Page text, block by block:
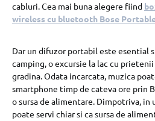
cabluri. Cea mai buna alegere fiind
wireless cu bluetooth Bose
Dar un difuzor portabil este esential
camping, o excursie la lac cu
gradina. Odata incarcata, muzica
smartphone timp de cateva ore prin
o sursa de alimentare. Dimpotriva, in
poate servi chiar si ca sursa de